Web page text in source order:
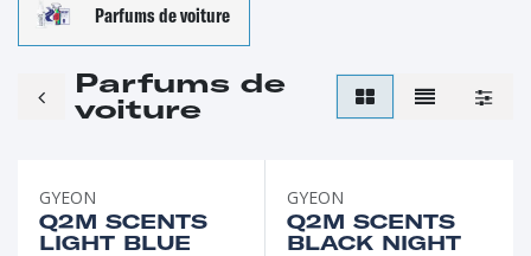
Parfums de voiture
Parfums de
voiture
GYEON
Q2M SCENTS
LIGHT BLUE
GYEON
Q2M SCENTS
BLACK NIGHT